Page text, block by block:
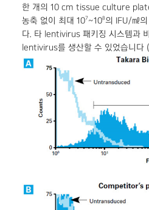
한 개의 10 cm tissue culture
농축 없이 최대 107 ~108의 IFU/㎖
다. 타 lentivirus 패키징 시스템과
lentivirus를 생산할 수 있었습니다